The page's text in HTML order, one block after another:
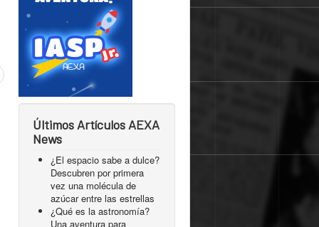
Últimos Artículos AEXA
News
¿El espacio sabe a dulce?
Descubren por primera
vez una molécula de
azúcar entre las estrellas
¿Qué es la astronomía?
Una aventura para